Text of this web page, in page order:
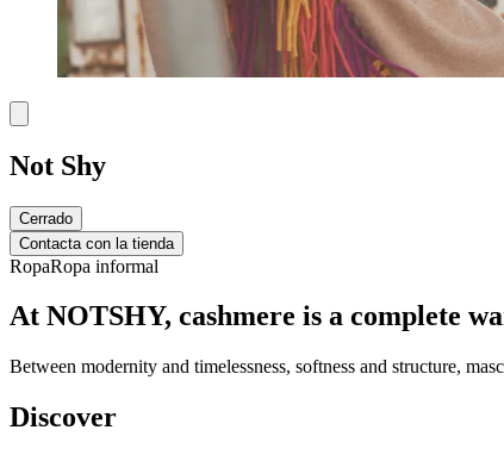
Not Shy
Cerrado
Contacta con la tienda
RopaRopa informal
At NOTSHY, cashmere is a complete
Between modernity and timelessness, softness and structure,
Discover